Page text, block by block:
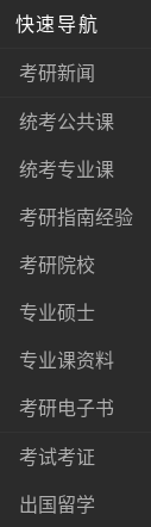
快速导航
考研新闻
统考公共课
统考专业课
考研指南经验
考研院校
专业硕士
专业课资料
考研电子书
考试考证
出国留学